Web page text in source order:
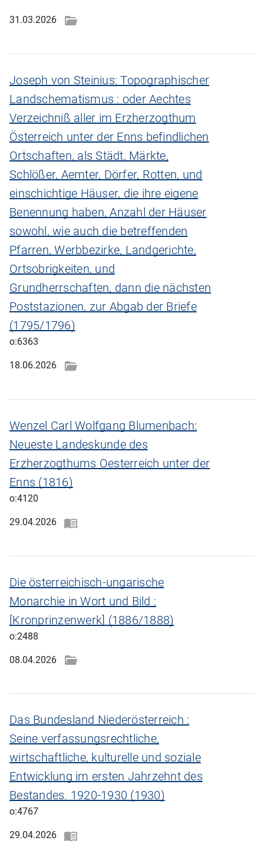
31.03.2026
Joseph von Steinius: Topographischer
Landschematismus : oder Aechtes
Verzeichniß aller im Erzherzogthum
Österreich unter der Enns befindlichen
Ortschaften, als Städt, Märkte,
Schlößer, Aemter, Dörfer, Rotten, und
einschichtige Häuser, die ihre eigene
Benennung haben, Anzahl der Häuser
sowohl, wie auch die betreffenden
Pfarren, Werbbezirke, Landgerichte,
Ortsobrigkeiten, und
Grundherrschaften, dann die nächsten
Poststazionen, zur Abgab der Briefe
(1795/1796)
o:6363
18.06.2026
Wenzel Carl Wolfgang Blumenbach:
Neueste Landeskunde des
Erzherzogthums Oesterreich unter der
Enns (1816)
o:4120
29.04.2026
Die österreichisch-ungarische
Monarchie in Wort und Bild :
[Kronprinzenwerk] (1886/1888)
o:2488
08.04.2026
Das Bundesland Niederösterreich :
Seine verfassungsrechtliche,
wirtschaftliche, kulturelle und soziale
Entwicklung im ersten Jahrzehnt des
Bestandes. 1920-1930 (1930)
o:4767
29.04.2026